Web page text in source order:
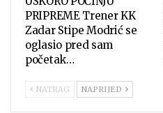
PRIPREME Trener KK
Zadar Stipe Modrić se
oglasio pred sam
početak…
NATRAG NAPRIJED